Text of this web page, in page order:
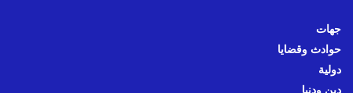
جهات
حوادث وقضايا
دولية
دين ودنيا